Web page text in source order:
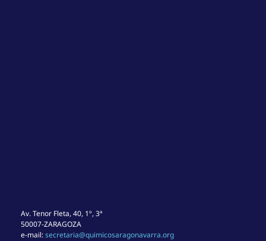
Av. Tenor Fleta, 40, 1º, 3ª
50007-ZARAGOZA
e-mail:secretaria@quimicosaragonavarra.org